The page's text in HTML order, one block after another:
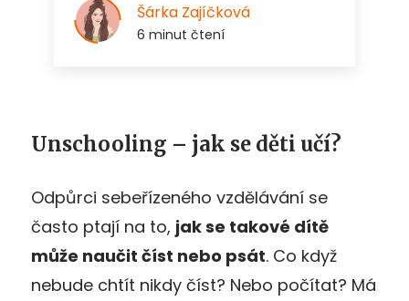
Unschooling – jak se děti učí?
Odpůrci sebeřízeného vzdělávání se
často ptají na to, jak se takové dítě
může naučit číst nebo psát. Co když
nebude chtít nikdy číst? Nebo počítat? Má